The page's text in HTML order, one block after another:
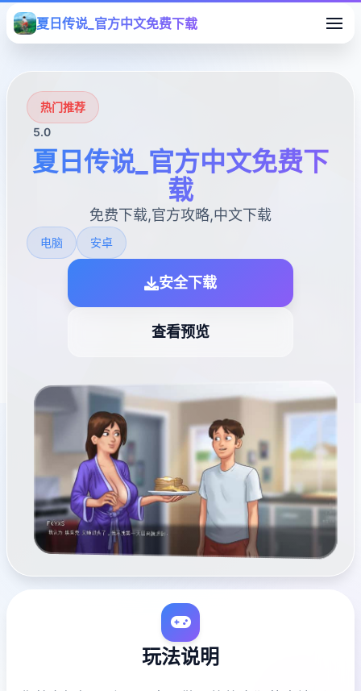
夏日传说_官方中文免费下载
热门推荐
5.0
夏日传说_官方中文免费下
载
免费下载,官方攻略,中文下载
电脑 安卓
安全下载
查看预览
玩法说明